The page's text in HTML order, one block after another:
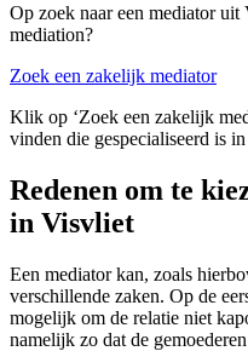
Op zoek naar een mediator
mediation?
Zoek een zakelijk mediator
Klik op ‘Zoek een zakelijk
vinden die gespecialiseerd is
Redenen om te
in Visvliet
Een mediator kan, zoals
verschillende zaken. Op de
mogelijk om de relatie niet
namelijk zo dat de